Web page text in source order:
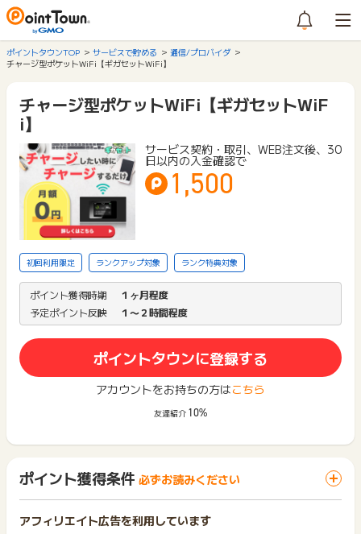
ポイントタウンTOP サービスで貯める
通信/プロバイダ
チャージ型ポケットWiFi【ギガセットWiFi】
チャージ型ポケットWiFi【ギガセットWiF
i】
サービス契約・取引、WEB注文後、30
日以内の入金確認で
1,500
初回利用限定 ランクアップ対象 ランク特典対象
ポイント獲得時期
１ヶ月程度
予定ポイント反映
１〜２時間程度
ポイントタウンに登録する
アカウントをお持ちの方はこちら
友達紹介 10%
ポイント獲得条件 必ずお読みください
アフィリエイト広告を利用しています